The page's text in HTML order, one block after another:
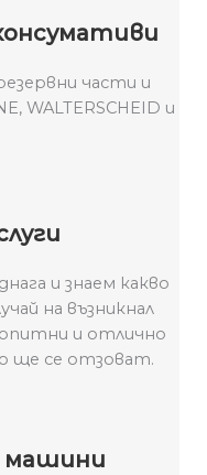
части и
WALTERSCHEID и
и знаем какво
на възникнал
и отлично
ще се отзоват.
машини